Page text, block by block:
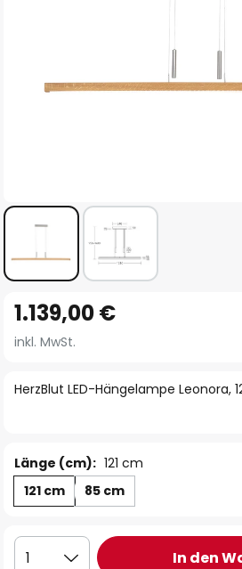
Anfang
der
springen
HerzBlut LED-Hängelampe Leonora,
1.139,00 €
inkl. MwSt.
Länge (cm): 121 cm
121 cm
85 cm
1 In den